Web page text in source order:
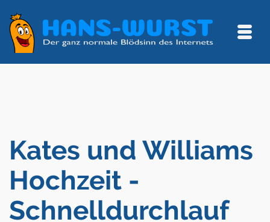
Kates und Williams
Hochzeit -
Schnelldurchlauf